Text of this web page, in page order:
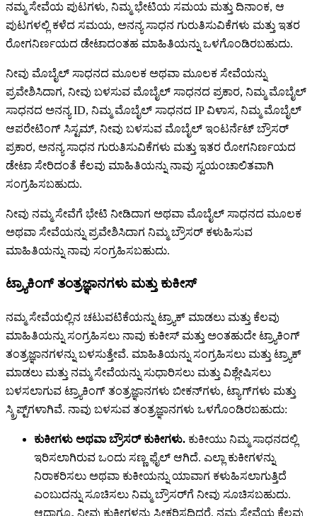
ನಮ್ಮ ಸೇವೆಯ ಪುಟಗಳು, ನಿಮ್ಮ ಭೇಟಿಯ ಸಮಯ ಮತ್ತು ದಿನಾಂಕ, ಆ
ಪುಟಗಳಲ್ಲಿ ಕಳೆದ ಸಮಯ, ಅನನ್ಯ ಸಾಧನ ಗುರುತಿಸುವಿಕೆಗಳು ಮತ್ತು ಇತರ
ರೋಗನಿರ್ಣಯದ ಡೇಟಾದಂತಹ ಮಾಹಿತಿಯನ್ನು ಒಳಗೊಂಡಿರಬಹುದು.
ನೀವು ಮೊಬೈಲ್ ಸಾಧನದ ಮೂಲಕ ಅಥವಾ ಮೂಲಕ ಸೇವೆಯನ್ನು
ಪ್ರವೇಶಿಸಿದಾಗ, ನೀವು ಬಳಸುವ ಮೊಬೈಲ್ ಸಾಧನದ ಪ್ರಕಾರ, ನಿಮ್ಮ ಮೊಬೈಲ್
ಸಾಧನದ ಅನನ್ಯ ID, ನಿಮ್ಮ ಮೊಬೈಲ್ ಸಾಧನದ IP ವಿಳಾಸ, ನಿಮ್ಮ ಮೊಬೈಲ್
ಆಪರೇಟಿಂಗ್ ಸಿಸ್ಟಮ್, ನೀವು ಬಳಸುವ ಮೊಬೈಲ್ ಇಂಟರ್ನೆಟ್ ಬ್ರೌಸರ್
ಪ್ರಕಾರ, ಅನನ್ಯ ಸಾಧನ ಗುರುತಿಸುವಿಕೆಗಳು ಮತ್ತು ಇತರ ರೋಗನಿರ್ಣಯದ
ಡೇಟಾ ಸೇರಿದಂತೆ ಕೆಲವು ಮಾಹಿತಿಯನ್ನು ನಾವು ಸ್ವಯಂಚಾಲಿತವಾಗಿ
ಸಂಗ್ರಹಿಸಬಹುದು.
ನೀವು ನಮ್ಮ ಸೇವೆಗೆ ಭೇಟಿ ನೀಡಿದಾಗ ಅಥವಾ ಮೊಬೈಲ್ ಸಾಧನದ ಮೂಲಕ
ಅಥವಾ ಸೇವೆಯನ್ನು ಪ್ರವೇಶಿಸಿದಾಗ ನಿಮ್ಮ ಬ್ರೌಸರ್ ಕಳುಹಿಸುವ
ಮಾಹಿತಿಯನ್ನು ನಾವು ಸಂಗ್ರಹಿಸಬಹುದು.
ಟ್ರ್ಯಾಕಿಂಗ್ ತಂತ್ರಜ್ಞಾನಗಳು ಮತ್ತು ಕುಕೀಸ್
ನಮ್ಮ ಸೇವೆಯಲ್ಲಿನ ಚಟುವಟಿಕೆಯನ್ನು ಟ್ರ್ಯಾಕ್ ಮಾಡಲು ಮತ್ತು ಕೆಲವು
ಮಾಹಿತಿಯನ್ನು ಸಂಗ್ರಹಿಸಲು ನಾವು ಕುಕೀಸ್ ಮತ್ತು ಅಂತಹುದೇ ಟ್ರ್ಯಾಕಿಂಗ್
ತಂತ್ರಜ್ಞಾನಗಳನ್ನು ಬಳಸುತ್ತೇವೆ. ಮಾಹಿತಿಯನ್ನು ಸಂಗ್ರಹಿಸಲು ಮತ್ತು ಟ್ರ್ಯಾಕ್
ಮಾಡಲು ಮತ್ತು ನಮ್ಮ ಸೇವೆಯನ್ನು ಸುಧಾರಿಸಲು ಮತ್ತು ವಿಶ್ಲೇಷಿಸಲು
ಬಳಸಲಾಗುವ ಟ್ರ್ಯಾಕಿಂಗ್ ತಂತ್ರಜ್ಞಾನಗಳು ಬೀಕನ್‌ಗಳು, ಟ್ಯಾಗ್‌ಗಳು ಮತ್ತು
ಸ್ಕ್ರಿಪ್ಟ್‌ಗಳಾಗಿವೆ. ನಾವು ಬಳಸುವ ತಂತ್ರಜ್ಞಾನಗಳು ಒಳಗೊಂಡಿರಬಹುದು:
ಕುಕೀಗಳು ಅಥವಾ ಬ್ರೌಸರ್ ಕುಕೀಗಳು. ಕುಕೀಯು ನಿಮ್ಮ ಸಾಧನದಲ್ಲಿ
ಇರಿಸಲಾಗಿರುವ ಒಂದು ಸಣ್ಣ ಫೈಲ್ ಆಗಿದೆ. ಎಲ್ಲಾ ಕುಕೀಗಳನ್ನು
ನಿರಾಕರಿಸಲು ಅಥವಾ ಕುಕೀಯನ್ನು ಯಾವಾಗ ಕಳುಹಿಸಲಾಗುತ್ತಿದೆ
ಎಂಬುದನ್ನು ಸೂಚಿಸಲು ನಿಮ್ಮ ಬ್ರೌಸರ್‌ಗೆ ನೀವು ಸೂಚಿಸಬಹುದು.
ಆದಾಗ್ಯೂ, ನೀವು ಕುಕೀಗಳನ್ನು ಸ್ವೀಕರಿಸದಿದ್ದರೆ, ನಮ್ಮ ಸೇವೆಯ ಕೆಲವು